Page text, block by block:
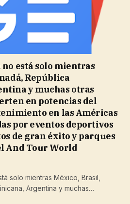
no está solo mientras
República
y muchas otras
en potencias del
en las Américas
por eventos deportivos
de gran éxito y parques
And Tour World
solo mientras México, Brasil,
Argentina y muchas…